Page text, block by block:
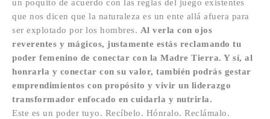
un poquito de acuerdo con las reglas del juego existentes
que nos dicen que la naturaleza es un ente allá afuera para
ser explotado por los hombres. Al verla con ojos
reverentes y mágicos, justamente estás reclamando tu
poder femenino de conectar con la Madre Tierra. Y sí, al
honrarla y conectar con su valor, también podrás gestar
emprendimientos con propósito y vivir un liderazgo
transformador enfocado en cuidarla y nutrirla.
Este es un poder tuyo. Recíbelo. Hónralo. Reclámalo.